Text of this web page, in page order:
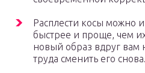
Расплести косы можно
быстрее и проще, чем
новый образ вдруг вам
труда сменить его снова.